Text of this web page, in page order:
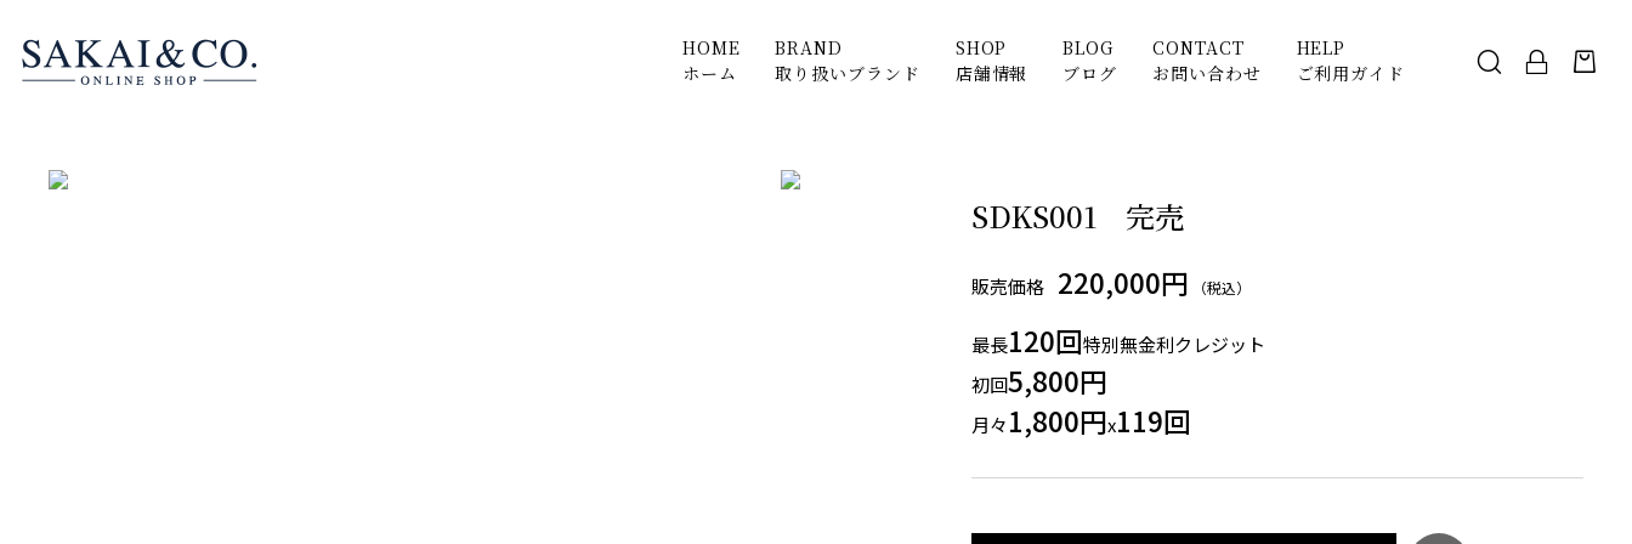
HOME
ホーム
BRAND
取り扱いブランド
SHOP
店舗情報
BLOG
ブログ
CONTACT
お問い合わせ
HELP
ご利用ガイド
SDKS001 完売
販売価格 220,000円 （税込）
最長120回特別無金利クレジット
初回5,800円
月々1,800円x119回